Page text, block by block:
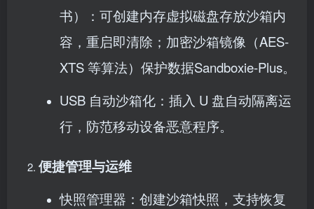
书）：可创建内存虚拟磁盘存放沙箱内
容，重启即清除；加密沙箱镜像（AES-
XTS 等算法）保护数据Sandboxie-Plus。
USB 自动沙箱化：插入 U 盘自动隔离运
行，防范移动设备恶意程序。
便捷管理与运维
快照管理器：创建沙箱快照，支持恢复